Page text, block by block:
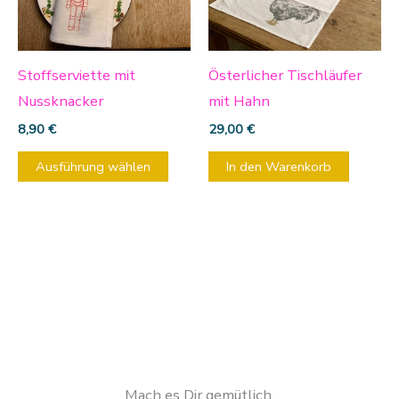
Stoffserviette mit
Nussknacker
8,90 €
Ausführung wählen
auf.
Die
Optionen
können
der
Produktseite
Österlicher Tischläufer
mit Hahn
29,00 €
In den Warenkorb